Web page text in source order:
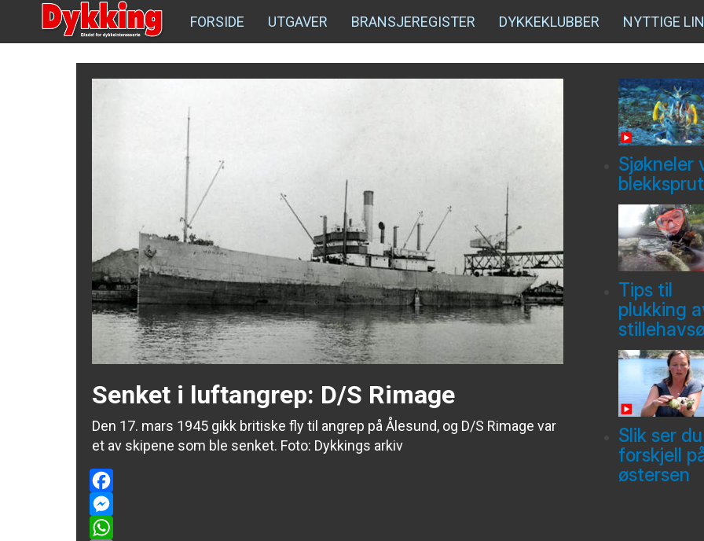
FORSIDE UTGAVER BRANSJEREGISTER DYKKEKLUBBER NYTTIGE
Senket i luftangrep: D/S Rimage
Den 17. mars 1945 gikk britiske fly til angrep på Ålesund, og D/S Rimage var
et av skipene som ble senket. Foto: Dykkings arkiv
Facebook
Messenger
Sjøkneler
blekksprut
Tips til
plukking
Slik ser du
forskjell
østersen